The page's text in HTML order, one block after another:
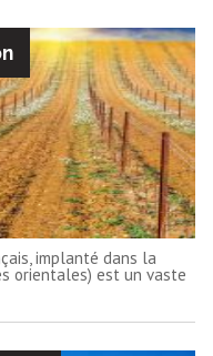
implanté dans la
orientales) est un vaste